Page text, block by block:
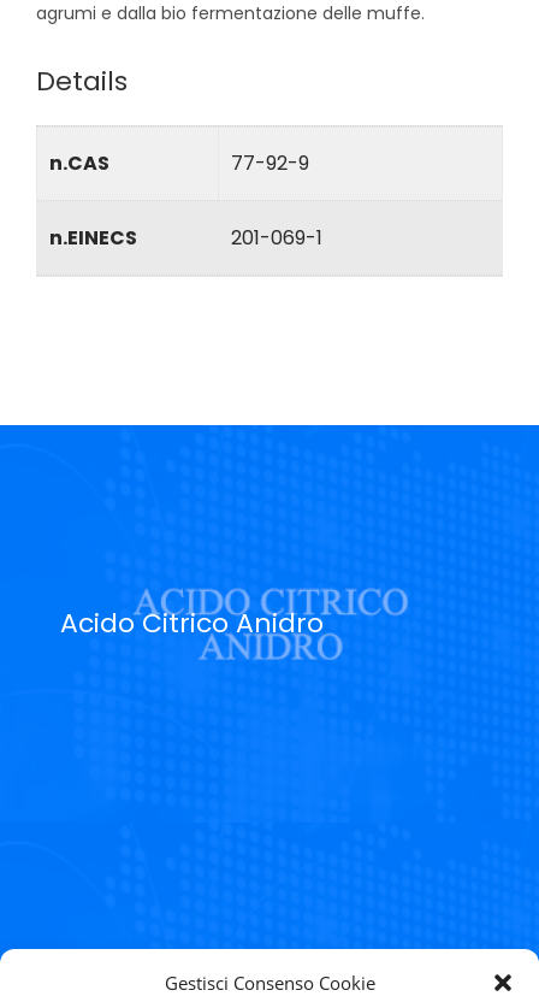
Gestisci Consenso Cookie
agrumi e dalla bio fermentazione delle muffe.
Details
n.CAS 77-92-9
n.EINECS 201-069-1
Acido Citrico Anidro